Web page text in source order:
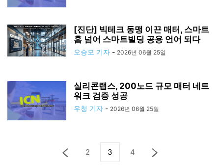
[진단] 빅테크 동맹 이끈 매터, 스마트
홈 넘어 스마트빌딩 공용 언어 되다
오승모 기자 - 2026년 06월 25일
실리콘랩스, 200노드 규모 매터 네트
워크 검증 성공
우청 기자 - 2026년 06월 25일
2 3 4